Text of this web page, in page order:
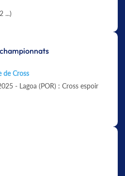
...)
de Cross
- Lagoa (POR) : Cross espoir